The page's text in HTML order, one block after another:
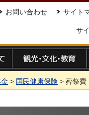
お問い合わせ サイト
サ
> 国民健康保険 > 葬祭費